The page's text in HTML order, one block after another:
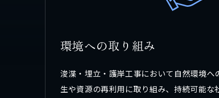
環境への取 り 組み
浚渫・埋立・護岸工事において自然環境
生や資源の再利用に取り組み、持続可能